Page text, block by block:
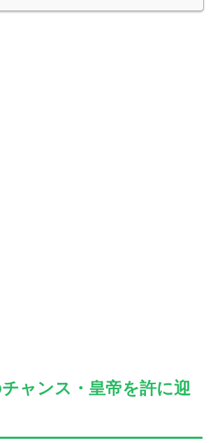
ャンス・皇帝を許に迎